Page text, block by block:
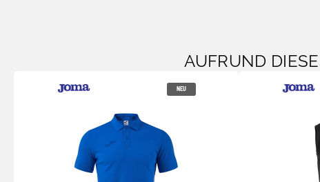
AUFRUND
NEU